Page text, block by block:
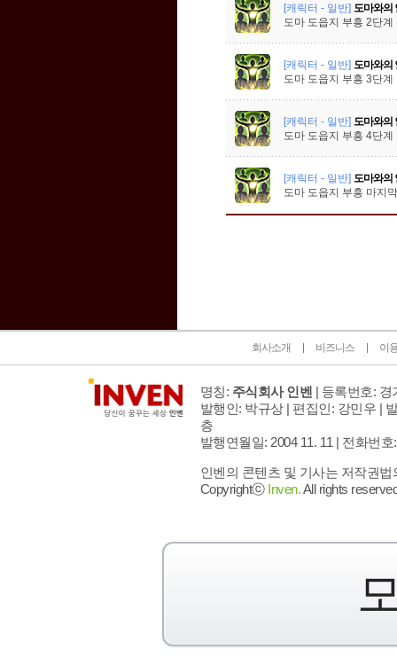
[캐릭터 - 일반] 도마와의
도마 도읍지 부흥 2단계
[캐릭터 - 일반] 도마와의
도마 도읍지 부흥 3단계
[캐릭터 - 일반] 도마와의
도마 도읍지 부흥 4단계
[캐릭터 - 일반] 도마와의
도마 도읍지 부흥 마지
회사소개 비즈니스 이
명칭: 주식회사 인벤 | 등록번호: 경
발행인: 박규상 | 편집인: 강민우 |
층
발행연월일: 2004 11. 11 | 전화번호
인벤의 콘텐츠 및 기사는 저작권
Copyrightⓒ Inven.All rights